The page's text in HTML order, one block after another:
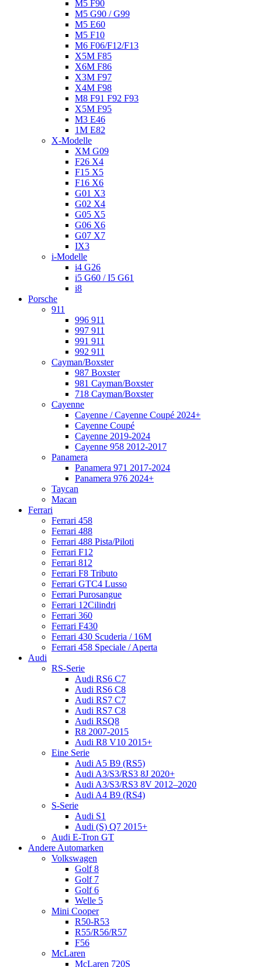
M5 F90
M5 G90 / G99
M5 E60
M5 F10
M6 F06/F12/F13
X5M F85
X6M F86
X3M F97
X4M F98
M8 F91 F92 F93
X5M F95
M3 E46
1M E82
X-Modelle
XM G09
F26 X4
F15 X5
F16 X6
G01 X3
G02 X4
G05 X5
G06 X6
G07 X7
IX3
i-Modelle
i4 G26
i5 G60 / I5 G61
i8
Porsche
911
996 911
997 911
991 911
992 911
Cayman/Boxster
987 Boxster
981 Cayman/Boxster
718 Cayman/Boxster
Cayenne
Cayenne / Cayenne Coupé 2024+
Cayenne Coupé
Cayenne 2019-2024
Cayenne 958 2012-2017
Panamera
Panamera 971 2017-2024
Panamera 976 2024+
Taycan
Macan
Ferrari
Ferrari 458
Ferrari 488
Ferrari 488 Pista/Piloti
Ferrari F12
Ferrari 812
Ferrari F8 Tributo
Ferrari GTC4 Lusso
Ferrari Purosangue
Ferrari 12Cilindri
Ferrari 360
Ferrari F430
Ferrari 430 Scuderia / 16M
Ferrari 458 Speciale / Aperta
Audi
RS-Serie
Audi RS6 C7
Audi RS6 C8
Audi RS7 C7
Audi RS7 C8
Audi RSQ8
R8 2007-2015
Audi R8 V10 2015+
Eine Serie
Audi A5 B9 (RS5)
Audi A3/S3/RS3 8J 2020+
Audi A3/S3/RS3 8V 2012–2020
Audi A4 B9 (RS4)
S-Serie
Audi S1
Audi (S) Q7 2015+
Audi E-Tron GT
Andere Automarken
Volkswagen
Golf 8
Golf 7
Golf 6
Welle 5
Mini Cooper
R50-R53
R55/R56/R57
F56
McLaren
McLaren 720S